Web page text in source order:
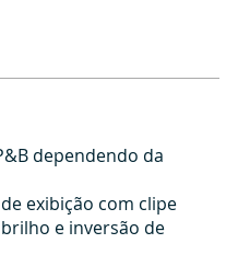
dependendo da
exibição com clipe
e inversão de